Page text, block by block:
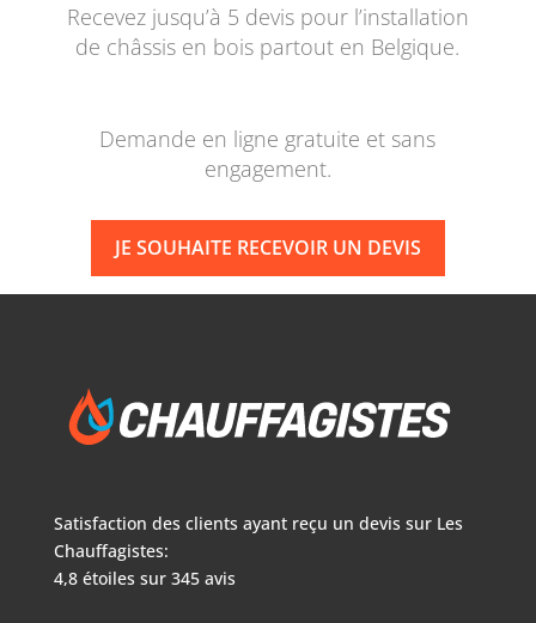
Recevez jusqu’à 5 devis pour l’installation
de châssis en bois partout en Belgique.
Demande en ligne gratuite et sans
engagement.
JE SOUHAITE RECEVOIR UN DEVIS
Satisfaction des clients ayant reçu un devis sur Les
Chauffagistes:
4,8étoiles sur 345avis